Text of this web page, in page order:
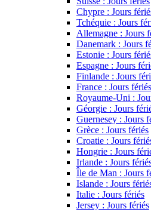
Chypre : Jours
Tchéquie : Jours
Allemagne : Jours
Danemark : Jours
Estonie : Jours
Espagne : Jours
Finlande : Jours
France : Jours fériés
Royaume-Uni :
Géorgie : Jours
Guernesey : Jours
Grèce : Jours fériés
Croatie : Jours
Hongrie : Jours
Irlande : Jours
Île de Man : Jours
Islande : Jours
Italie : Jours fériés
Jersey : Jours fériés